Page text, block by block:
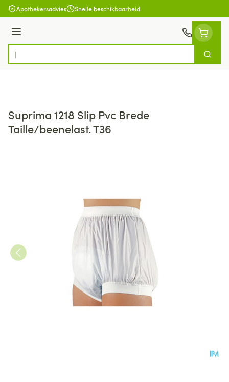
Ga naar de inhoud
Apothekersadvies Snelle beschikbaarheid
Menu
Product, merk, categorie...
Zoek
Suprima 1218 Slip Pvc Brede
Taille/beenelast. T36